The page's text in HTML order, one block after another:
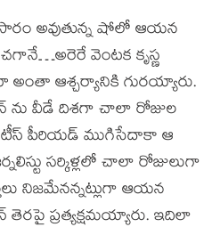
అవుతున్న షోలో ఆయన
వెంటక కృస్ణ
ఆశ్చర్యానికి గురయ్యారు.
ను వీడే దిశగా చాలా రోజుల
నోటీస్ పీరియడ్ ముగిసేదాకా ఆ
సర్కిళ్లలో చాలా రోజులుగా
నిజమేనన్నట్లుగా ఆయన
తెరపై ప్రత్యక్షమయ్యారు. ఇదిలా